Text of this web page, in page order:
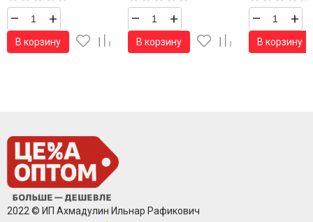
– +
В корзину
– +
В корзину
– +
В корзину
2022 © ИП Ахмадулин Ильнар Рафикович